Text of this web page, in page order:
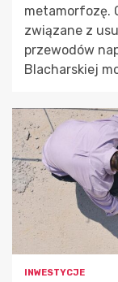
metamorfozę.
związane z
przewodów
Blacharskiej
INWESTYCJE